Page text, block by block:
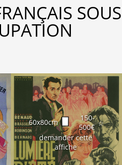
SOUS
60x80cm
150-
500€ ☆
demander cette
affiche